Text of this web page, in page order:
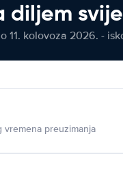
diljem
11. kolovoza 2026. -
preuzimanja